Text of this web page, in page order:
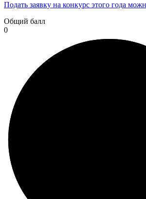
Подать заявку на конкурс этого года
Общий балл
0